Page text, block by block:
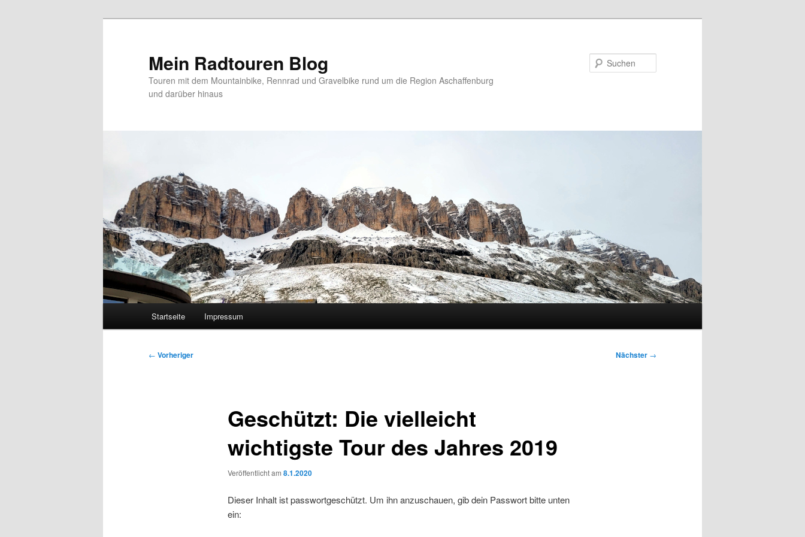
Mein Radtouren Blog
Touren mit dem Mountainbike, Rennrad und Gravelbike rund um die Region Aschaffenburg
und darüber hinaus
Startseite Impressum
Beitragsnavigation
← Vorheriger Nächster →
Geschützt: Die vielleicht
wichtigste Tour des Jahres 2019
Veröffentlicht am 8.1.2020
Dieser Inhalt ist passwortgeschützt. Um ihn anzuschauen, gib dein Passwort bitte unten
ein: